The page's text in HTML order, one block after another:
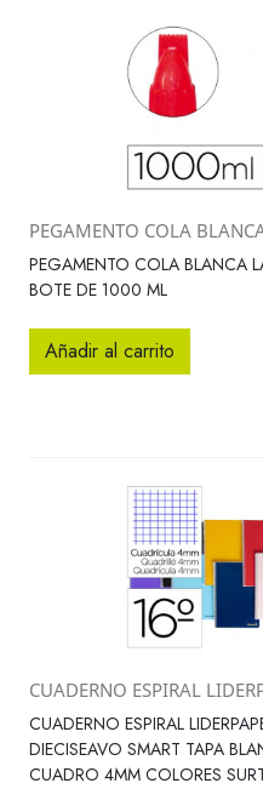
 Vista
PEGAMENTO COLA
PEGAMENTO COLA BLANCA
BOTE DE 1000 ML
Añadir al carrito
Vista
CUADERNO ESPIRAL
CUADERNO ESPIRAL
DIECISEAVO SMART TAPA
CUADRO 4MM COLORES